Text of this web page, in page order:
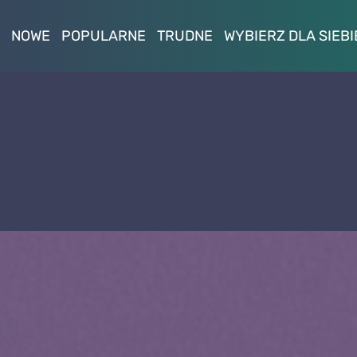
NOWE POPULARNE TRUDNE WYBIERZ DLA